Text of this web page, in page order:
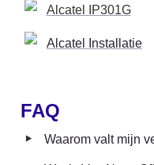
Alcatel IP301G
Alcatel Installatie
FAQ
‣ Waarom valt mijn